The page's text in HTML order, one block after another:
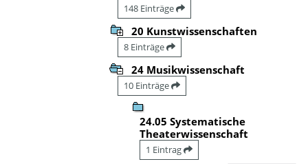
148 Einträge
20 Kunstwissenschaften
8 Einträge
24 Musikwissenschaft
10 Einträge
24.05 Systematische
Theaterwissenschaft
1 Eintrag